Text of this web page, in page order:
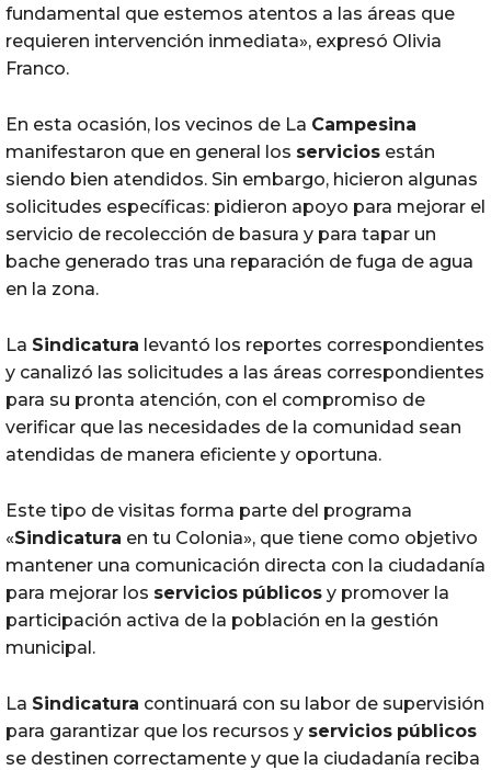
fundamental que estemos atentos a las áreas que
requieren intervención inmediata», expresó Olivia
Franco.
En esta ocasión, los vecinos de La Campesina
manifestaron que en general los servicios están
siendo bien atendidos. Sin embargo, hicieron algunas
solicitudes específicas: pidieron apoyo para mejorar el
servicio de recolección de basura y para tapar un
bache generado tras una reparación de fuga de agua
en la zona.
La Sindicatura levantó los reportes correspondientes
y canalizó las solicitudes a las áreas correspondientes
para su pronta atención, con el compromiso de
verificar que las necesidades de la comunidad sean
atendidas de manera eficiente y oportuna.
Este tipo de visitas forma parte del programa
«Sindicatura en tu Colonia», que tiene como objetivo
mantener una comunicación directa con la ciudadanía
para mejorar los servicios públicos y promover la
participación activa de la población en la gestión
municipal.
La Sindicatura continuará con su labor de supervisión
para garantizar que los recursos y servicios públicos
se destinen correctamente y que la ciudadanía reciba